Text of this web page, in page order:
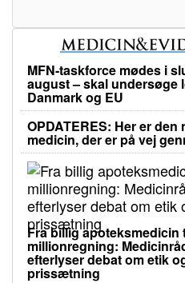
MFN-taskforce mødes i
august – skal undersøge
Danmark og EU
OPDATERES: Her er den
medicin, der er på vej
Fra billig apoteksmedicin
millionregning:
efterlyser debat om etik
prissætning